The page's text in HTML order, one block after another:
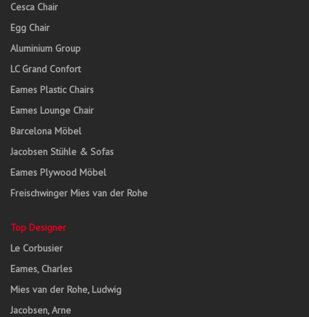
Cesca Chair
Egg Chair
Aluminium Group
LC Grand Confort
Eames Plastic Chairs
Eames Lounge Chair
Barcelona Möbel
Jacobsen Stühle & Sofas
Eames Plywood Möbel
Freischwinger Mies van der Rohe
Top Designer
Le Corbusier
Eames, Charles
Mies van der Rohe, Ludwig
Jacobsen, Arne